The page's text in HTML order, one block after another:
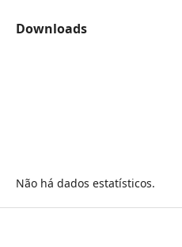
Downloads
Não há dados estatísticos.